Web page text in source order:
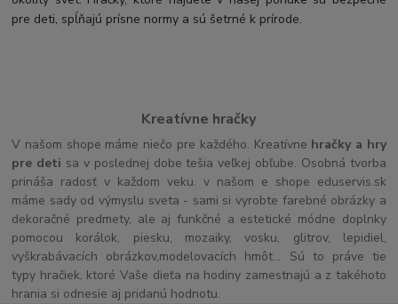
pre deti, spĺňajú prísne normy a sú šetrné k prírode.
Kreatívne hračky
V našom shope máme niečo pre každého. Kreatívne hračky a hry
pre deti sa v poslednej dobe tešia veľkej obľube. Osobná tvorba
prináša radosť v každom veku. v našom e shope eduservis.sk
máme sady od výmyslu sveta - sami si vyrobte farebné obrázky a
dekoračné predmety, ale aj funkčné a estetické módne doplnky
pomocou korálok, piesku, mozaiky, vosku, glitrov, lepidiel,
vyškrabávacích obrázkov,modelovacích hmôt... Sú to práve tie
typy hračiek, ktoré Vaše dieťa na hodiny zamestnajú a z takéhoto
hrania si odnesie aj pridanú hodnotu.